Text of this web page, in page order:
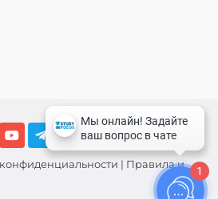
| Правила и
1